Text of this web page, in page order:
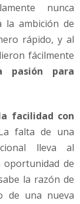
nunca
la ambición de
rápido, y al
fácilmente
pasión para
facilidad con
falta de una
lleva al
oportunidad de
la razón de
de una nueva